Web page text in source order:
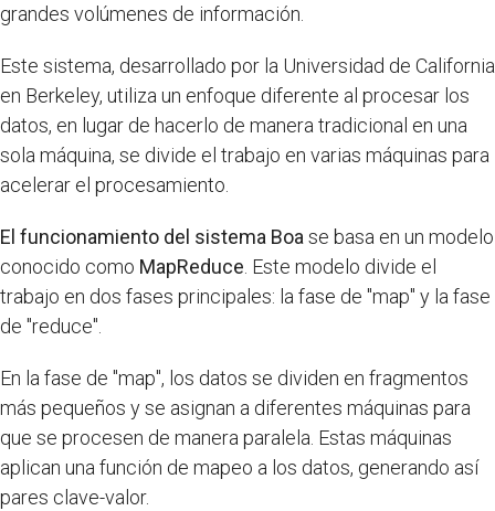
grandes volúmenes de información.
Este sistema, desarrollado por la Universidad de California
en Berkeley, utiliza un enfoque diferente al procesar los
datos, en lugar de hacerlo de manera tradicional en una
sola máquina, se divide el trabajo en varias máquinas para
acelerar el procesamiento.
El funcionamiento del sistema Boase basa en un modelo
conocido como MapReduce. Este modelo divide el
trabajo en dos fases principales: la fase de "map" y la fase
de "reduce".
En la fase de "map", los datos se dividen en fragmentos
más pequeños y se asignan a diferentes máquinas para
que se procesen de manera paralela. Estas máquinas
aplican una función de mapeo a los datos, generando así
pares clave-valor.